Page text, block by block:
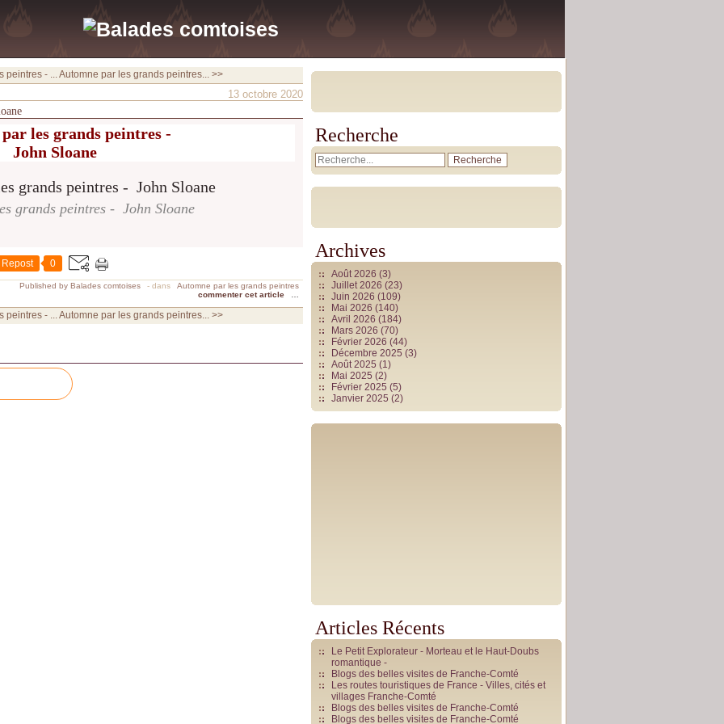
peintres - ...Automne par les grands peintres... >>
13 octobre 2020
les grands peintres -
John Sloane
grands peintres - John Sloane
Repost 0
Published by Balades comtoises - dans
Automne par les grands peintres
commenter cet article
peintres - ...Automne par les grands peintres... >>
Recherche
Archives
Août 2026 (3)
Juillet 2026 (23)
Juin 2026 (109)
Mai 2026 (140)
Avril 2026 (184)
Mars 2026 (70)
Février 2026 (44)
Décembre 2025 (3)
Août 2025 (1)
Mai 2025 (2)
Février 2025 (5)
Janvier 2025 (2)
Articles Récents
Le Petit Explorateur - Morteau et le Haut-Doubs
romantique -
Blogs des belles visites de Franche-Comté
Les routes touristiques de France - Villes, cités et
villages Franche-Comté
Blogs des belles visites de Franche-Comté
Blogs des belles visites de Franche-Comté